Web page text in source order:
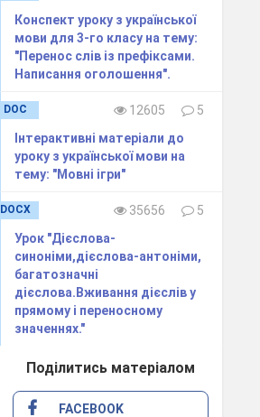
Конспект уроку з української
мови для 3-го класу на тему:
"Перенос слів із префіксами.
Написання оголошення".
DOC 12605
5
Інтерактивні матеріали до
уроку з української мови на
тему: "Мовні ігри"
DOCX 35656
5
Урок "Дієслова-
синоніми,дієслова-антоніми,
багатозначні
дієслова.Вживання дієслів у
прямому і переносному
значеннях."
Поділитись матеріалом
FACEBOOK